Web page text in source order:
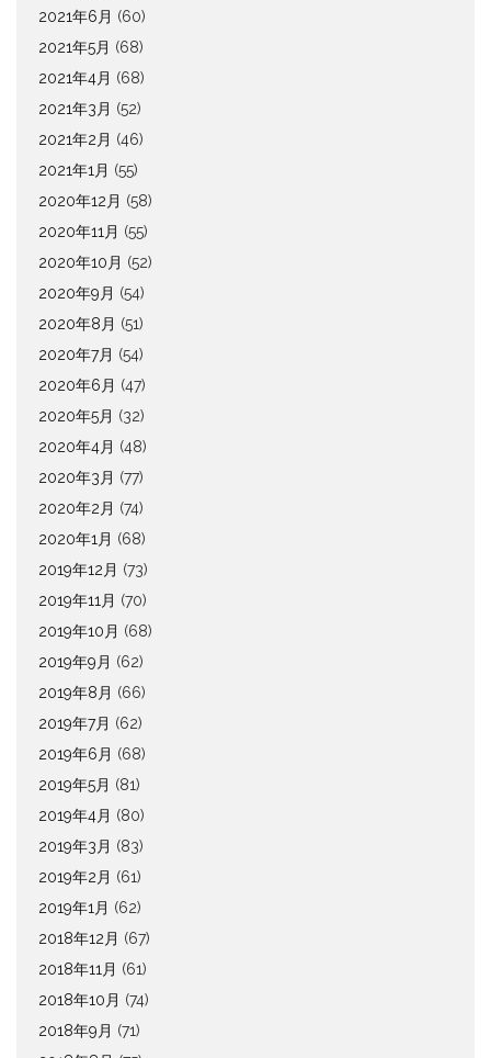
2021年6月 (60)
2021年5月 (68)
2021年4月 (68)
2021年3月 (52)
2021年2月 (46)
2021年1月 (55)
2020年12月 (58)
2020年11月 (55)
2020年10月 (52)
2020年9月 (54)
2020年8月 (51)
2020年7月 (54)
2020年6月 (47)
2020年5月 (32)
2020年4月 (48)
2020年3月 (77)
2020年2月 (74)
2020年1月 (68)
2019年12月 (73)
2019年11月 (70)
2019年10月 (68)
2019年9月 (62)
2019年8月 (66)
2019年7月 (62)
2019年6月 (68)
2019年5月 (81)
2019年4月 (80)
2019年3月 (83)
2019年2月 (61)
2019年1月 (62)
2018年12月 (67)
2018年11月 (61)
2018年10月 (74)
2018年9月 (71)